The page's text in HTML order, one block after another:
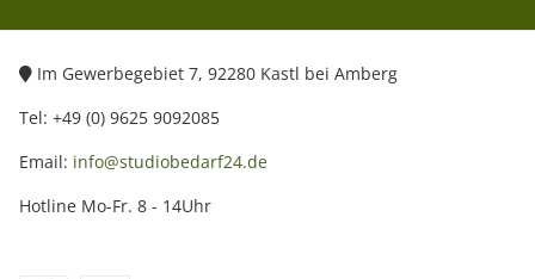
Im Gewerbegebiet 7, 92280 Kastl bei Amberg
Tel: +49 (0) 9625 9092085
Email: info@studiobedarf24.de
Hotline Mo-Fr. 8 - 14Uhr